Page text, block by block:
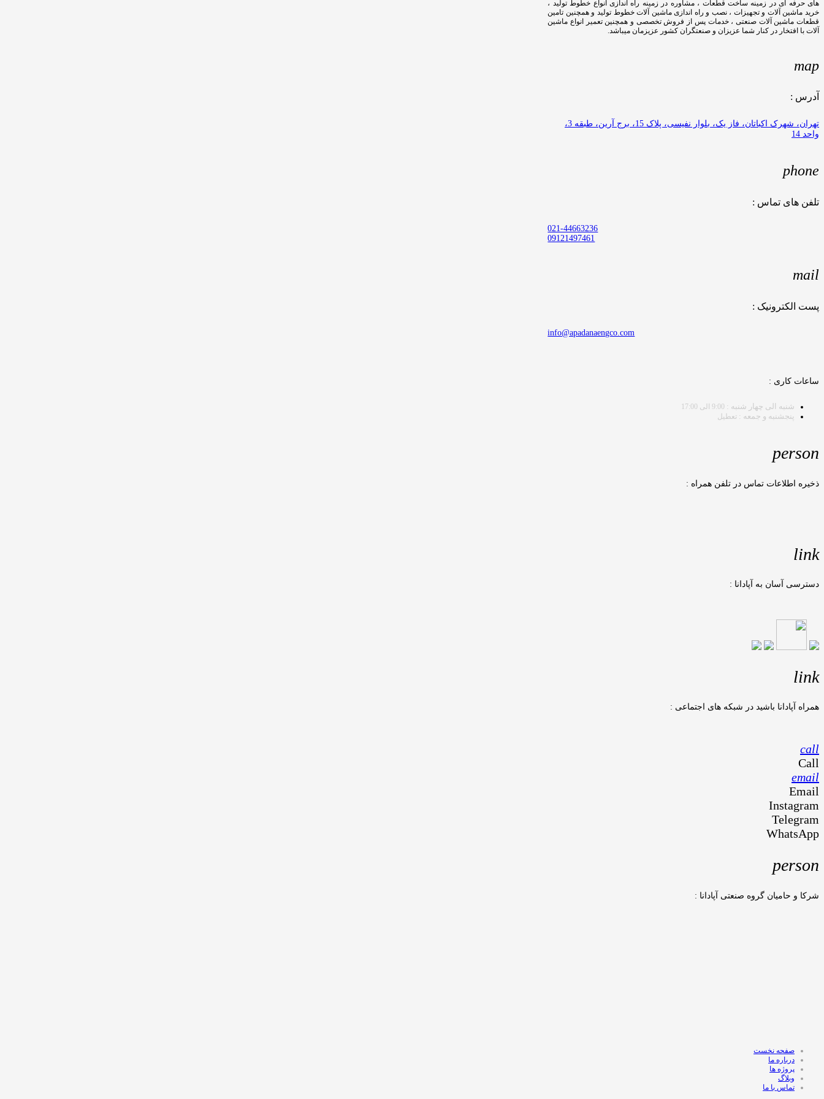
های حرفه ای در زمینه ساخت قطعات ، مشاوره در زمینه راه اندازی انواع خطوط تولید ،
خرید ماشین آلات و تجهیزات ، نصب و راه اندازی ماشین آلات خطوط تولید و همچنین تامین
قطعات ماشین آلات صنعتی ، خدمات پس از فروش تخصصی و همچنین تعمیر انواع ماشین
آلات با افتخار در کنار شما عزیزان و صنعتگران کشور عزیزمان میباشد.
map
آدرس :
تهران، شهرک اکباتان، فاز یک، بلوار نفیسی، پلاک 15، برج آرین، طبقه 3،
واحد 14
phone
تلفن های تماس :
021-44663236
09121497461
mail
پست الکترونیک :
info@apadanaengco.com
ساعات کاری :
شنبه الی چهار شنبه : 9:00 الی 17:00
پنجشنبه و جمعه : تعطیل
person
ذخیره اطلاعات تماس در تلفن همراه :
link
دسترسی آسان به آپادانا :
link
همراه آپادانا باشید در شبکه های اجتماعی :
call
Call
email
Email
Instagram
Telegram
WhatsApp
person
شرکا و حامیان گروه صنعتی آپادانا :
صفحه نخست
درباره ما
پروژه ها
وبلاگ
تماس با ما